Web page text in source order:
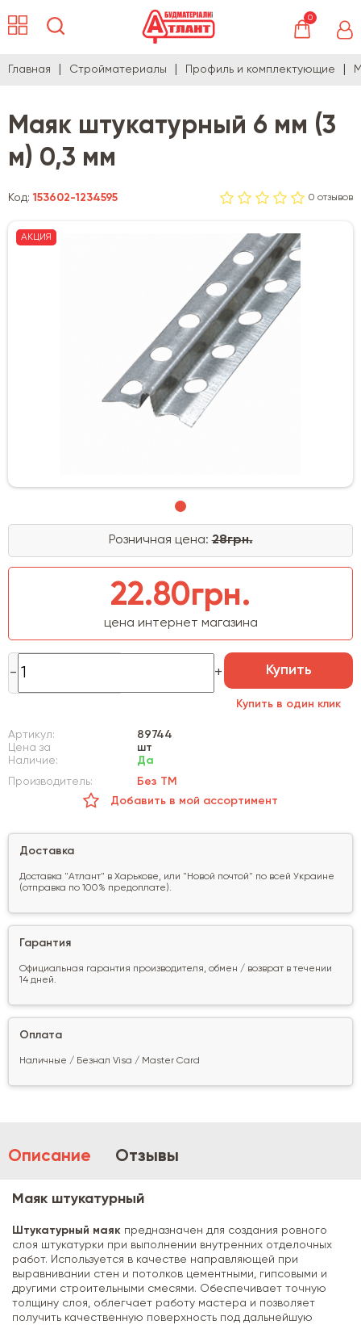
0
Главная Стройматериалы Профиль и комплектующие
Маяк штукатурный 6 мм (3
м) 0,3 мм
Код:153602-1234595 0 отзывов
АКЦИЯ
Розничная цена:28грн.
22.80грн.
цена интернет магазина
Купить
Купить в один клик
Артикул:
89744
Цена за
шт
Наличие:
Да
Производитель:
Без ТМ
Добавить в мой ассортимент
Доставка
Доставка "Атлант" в Харькове, или "Новой почтой" по всей Украине
(отправка по 100% предоплате).
Гарантия
Официальная гарантия производителя, обмен / возврат в течении
14 дней.
Оплата
Наличные / Безнал Visa / Master Card
Описание Отзывы
Маяк штукатурный
Штукатурный маяк предназначен для создания ровного
слоя штукатурки при выполнении внутренних отделочных
работ. Используется в качестве направляющей при
выравнивании стен и потолков цементными, гипсовыми и
другими строительными смесями. Обеспечивает точную
толщину слоя, облегчает работу мастера и позволяет
получить качественную поверхность под дальнейшую